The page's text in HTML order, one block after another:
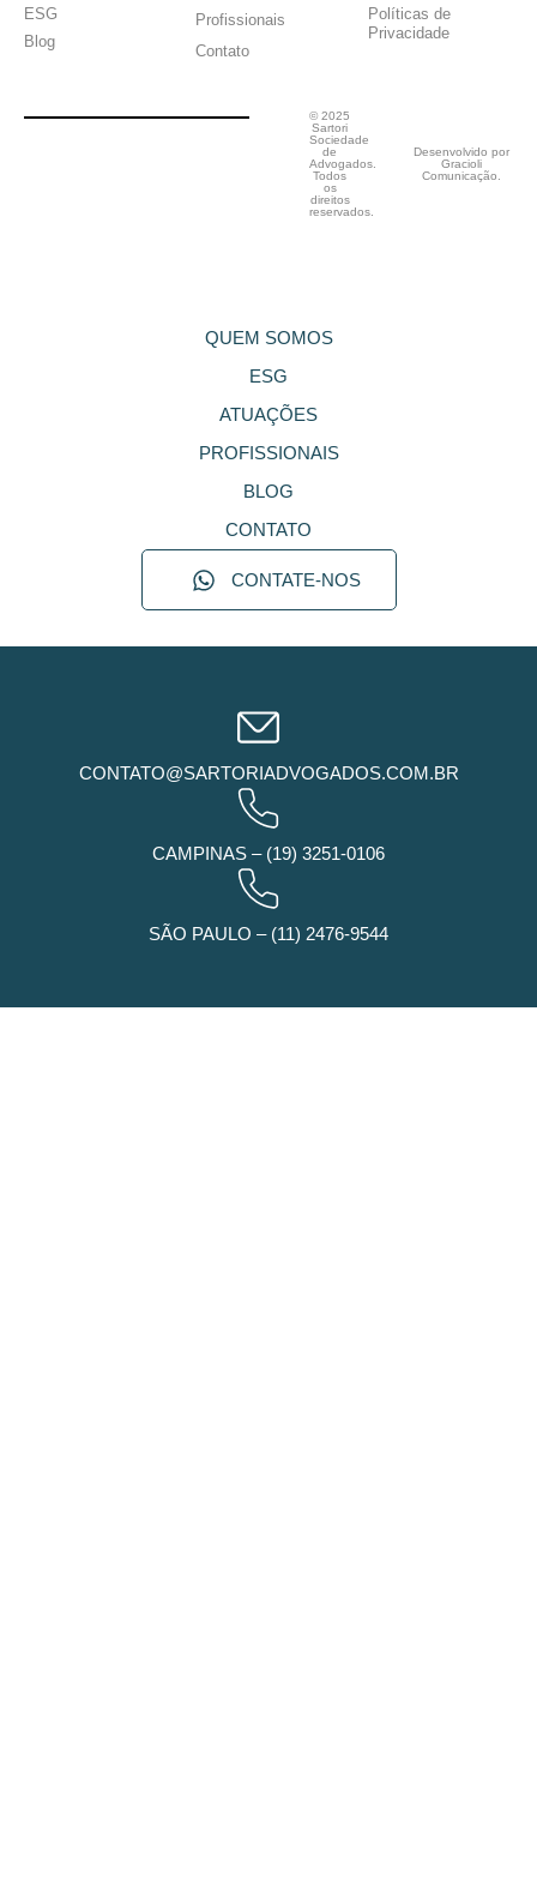
ESG
Blog
Profissionais
Contato
Políticas de
Privacidade
© 2025
Sartori
Sociedade
de
Advogados.
Todos
os
direitos
reservados.
Desenvolvido por
Gracioli
Comunicação.
QUEM SOMOS
ESG
ATUAÇÕES
PROFISSIONAIS
BLOG
CONTATO
CONTATE-NOS
CONTATO@SARTORIADVOGADOS.COM.BR
CAMPINAS – (19) 3251-0106
SÃO PAULO – (11) 2476-9544